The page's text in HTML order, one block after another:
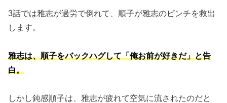
3話では雅志が過労で倒れて、順子が雅志のピンチを救出
します。
雅志は、順子をバックハグして「俺お前が好きだ」と告
白。
しかし鈍感順子は、雅志が疲れて空気に流されたのだと